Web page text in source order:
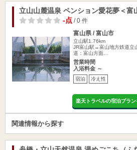
立山山麓温泉 ペンション愛花夢＜富
-点/ 0 件
富山県 / 富山市
立山駅1.76km
JR富山駅→富山地方鉄道立
道：富山方面…
営業時間
入浴料金 ～
宿泊 冷え性
楽天トラベルの宿泊プラン
関連情報から探す